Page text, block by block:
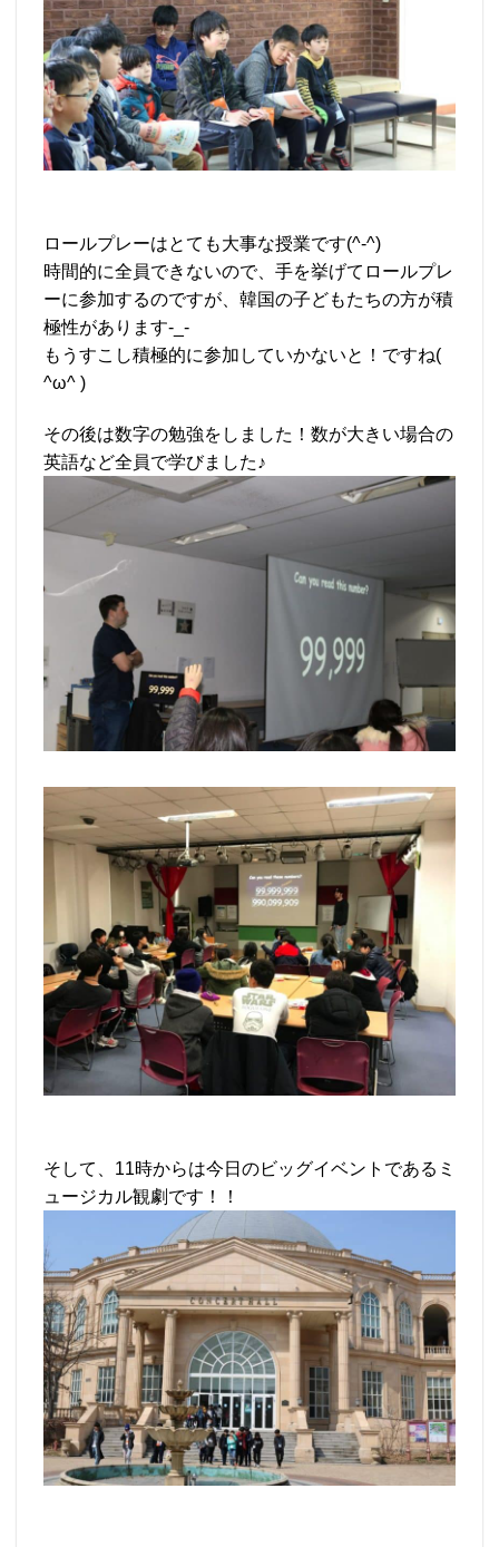
ロールプレーはとても大事な授業です(^-^)
時間的に全員できないので、手を挙げてロールプレ
ーに参加するのですが、韓国の子どもたちの方が積
極性があります-_-
もうすこし積極的に参加していかないと！ですね(
^ω^ )
その後は数字の勉強をしました！数が大きい場合の
英語など全員で学びました♪
そして、11時からは今日のビッグイベントであるミ
ュージカル観劇です！！